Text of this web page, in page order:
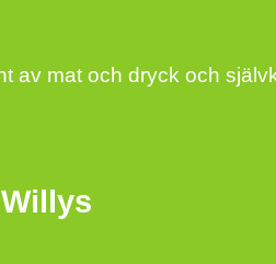
av mat och dryck och